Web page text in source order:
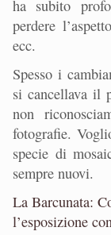
ha subito
perdere
ecc.
Spesso i
si cancellava il
non
fotografie.
specie di
sempre nuovi.
La Barcunata:
l’esposizione